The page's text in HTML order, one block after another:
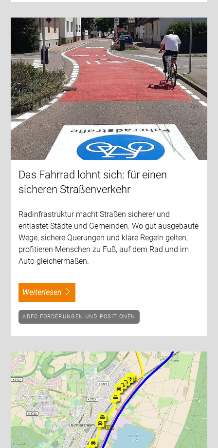
Das Fahrrad lohnt sich: für einen
sicheren Straßenverkehr
Radinfrastruktur macht Straßen sicherer und
entlastet Städte und Gemeinden. Wo gut ausgebaute
Wege, sichere Querungen und klare Regeln gelten,
profitieren Menschen zu Fuß, auf dem Rad und im
Auto gleichermaßen.
weiterlesen
ADFC FORDERUNGEN UND POSITIONEN